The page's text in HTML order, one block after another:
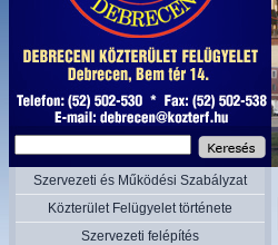
Szervezeti és Működési Szabályzat
Közterület Felügyelet története
Szervezeti felépítés